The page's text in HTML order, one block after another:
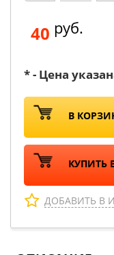
40 руб.
* - Цена
В
КУПИТЬ
ДОБАВИТЬ В